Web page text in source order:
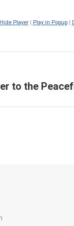
Hide Player| Play in Popup|
to the